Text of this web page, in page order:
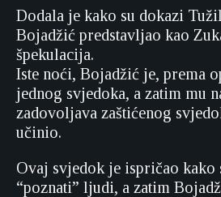
Dodala je kako su dokazi
Bojadžić predstavljao kao
špekulacija.
Iste noći, Bojadžić je, prema
jednog svjedoka, a zatim mu
zadovoljava zaštićenog
učinio.
Ovaj svjedok je ispričao kako
“poznati” ljudi, a zatim